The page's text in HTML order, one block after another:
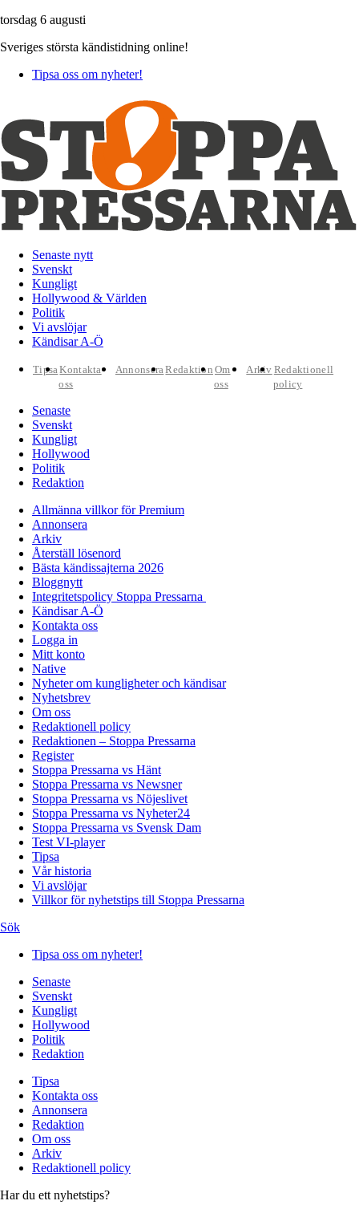
torsdag 6 augusti
Sveriges största kändistidning online!
Tipsa oss om nyheter!
Senaste nytt
Svenskt
Kungligt
Hollywood & Världen
Politik
Vi avslöjar
Kändisar A-Ö
TipsaKontakta
oss
AnnonseraRedaktion Om
oss
Arkiv Redaktionell
policy
Senaste
Svenskt
Kungligt
Hollywood
Politik
Redaktion
Allmänna villkor för Premium
Annonsera
Arkiv
Återställ lösenord
Bästa kändissajterna 2026
Bloggnytt
Integritetspolicy Stoppa Pressarna
Kändisar A-Ö
Kontakta oss
Logga in
Mitt konto
Native
Nyheter om kungligheter och kändisar
Nyhetsbrev
Om oss
Redaktionell policy
Redaktionen – Stoppa Pressarna
Register
Stoppa Pressarna vs Hänt
Stoppa Pressarna vs Newsner
Stoppa Pressarna vs Nöjeslivet
Stoppa Pressarna vs Nyheter24
Stoppa Pressarna vs Svensk Dam
Test VI-player
Tipsa
Vår historia
Vi avslöjar
Villkor för nyhetstips till Stoppa Pressarna
Sök
Tipsa oss om nyheter!
Senaste
Svenskt
Kungligt
Hollywood
Politik
Redaktion
Tipsa
Kontakta oss
Annonsera
Redaktion
Om oss
Arkiv
Redaktionell policy
Har du ett nyhetstips?